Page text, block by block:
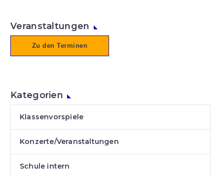
Veranstaltungen
Zu den Terminen
Kategorien
Klassenvorspiele
Konzerte/Veranstaltungen
Schule intern